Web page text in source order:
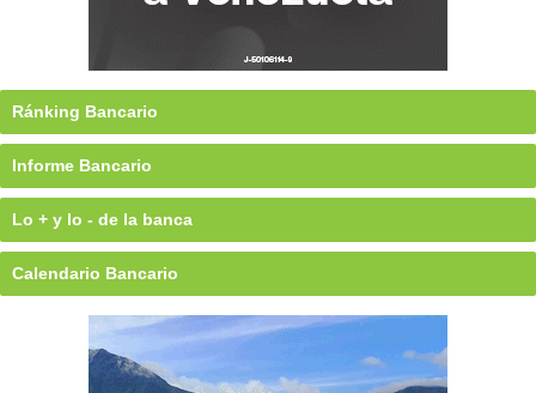
Ránking Bancario
Informe Bancario
Lo + y lo - de la banca
Calendario Bancario